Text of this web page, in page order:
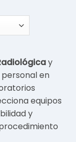
y
en
equipos
y